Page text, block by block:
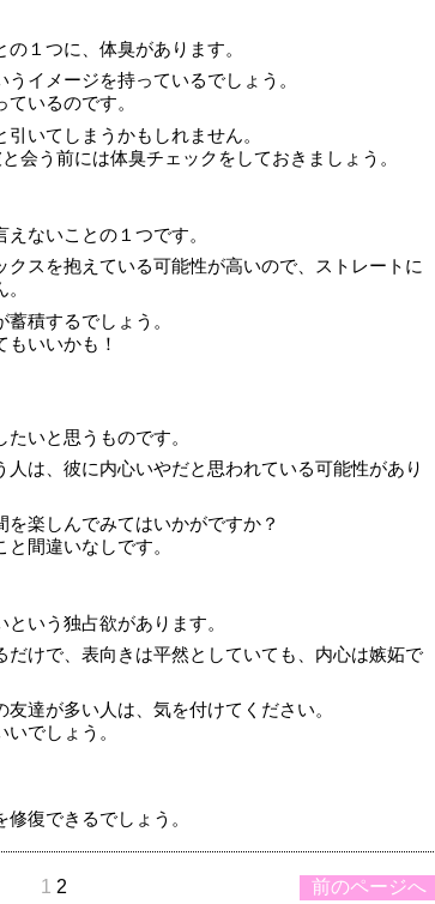
１つに、体臭があります。
イメージを持っているでしょう。
いるのです。
いてしまうかもしれません。
会う前には体臭チェックをしておきましょう。
ないことの１つです。
スを抱えている可能性が高いので、ストレートに
積するでしょう。
いいかも！
いと思うものです。
人は、彼に内心いやだと思われている可能性があり
楽しんでみてはいかがですか？
間違いなしです。
いう独占欲があります。
けで、表向きは平然としていても、内心は嫉妬で
達が多い人は、気を付けてください。
でしょう。
復できるでしょう。
前のページへ
1 2